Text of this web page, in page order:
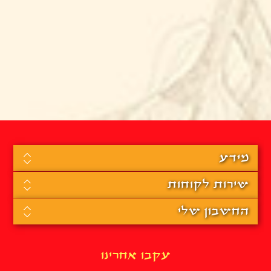
מידע
שירות לקוחות
החשבון שלי
עקבו אחרינו